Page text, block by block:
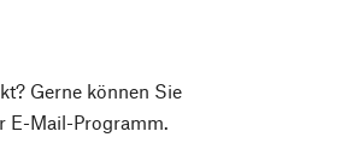
Gerne können Sie
E-Mail-Programm.